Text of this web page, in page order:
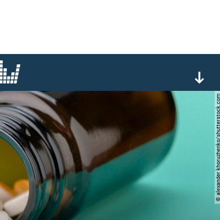
© alexander khoruzhenko/shutterstock.com